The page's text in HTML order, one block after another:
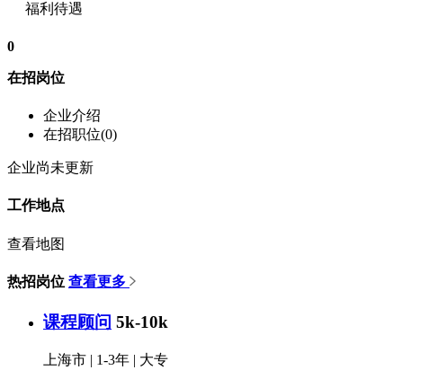
福利待遇
0
在招岗位
企业介绍
在招职位(0)
企业尚未更新
工作地点
查看地图
热招岗位 查看更多
课程顾问 5k-10k
上海市 | 1-3年 | 大专